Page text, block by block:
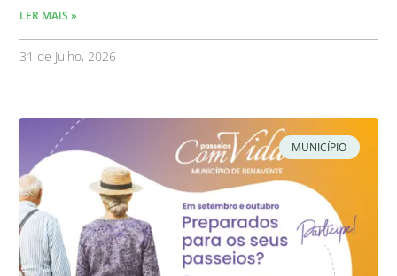
LER MAIS »
31 de Julho, 2026
MUNICÍPIO